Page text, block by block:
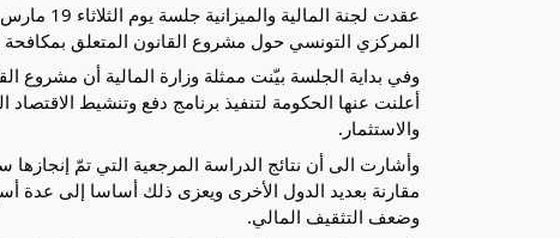
المركزي التونسي حول مشروع القانون المتعلق بمكافحة
وفي بداية الجلسة بيّنت ممثلة وزارة المالية أن مشروع
أعلنت عنها الحكومة لتنفيذ برنامج دفع وتنشيط الاقتصاد
والاستثمار.
مقارنة بعديد الدول الأخرى ويعزى ذلك أساسا إلى عدة
وضعف التثقيف المالي.